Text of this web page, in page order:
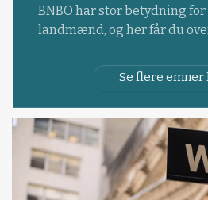
BNBO har stor betydning
landmænd, og her får du
Se flere emner